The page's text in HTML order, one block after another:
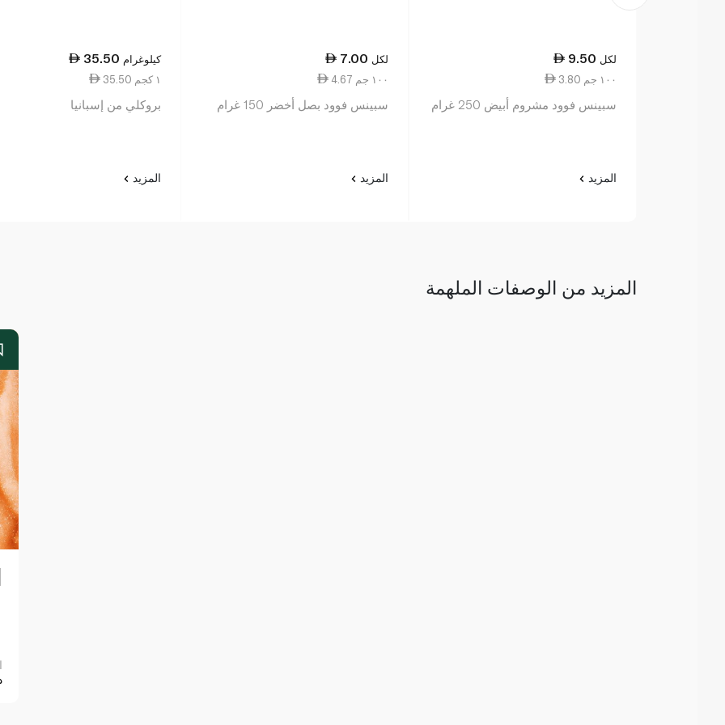
9.50 لكل
3.80 ١٠٠ جم
سبينس فوود مشروم أبيض 250 غرام
المزيد
7.00 لكل
4.67 ١٠٠ جم
سبينس فوود بصل أخضر 150 غرام
المزيد
35.50 كيلوغرام
35.50 ١ كجم
بروكلي من إسبانيا
المزيد
المزيد من الوصفات الملهمة